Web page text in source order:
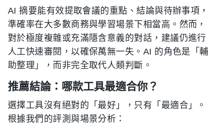
AI 摘要能有效提取會議的重點、結論與待辦事項，
準確率在大多數商務與學習場景下相當高。然而，
對於極度複雜或充滿隱含意義的對話，建議仍進行
人工快速審閱，以確保萬無一失。AI 的角色是「輔
助整理」，而非完全取代人類判斷。
推薦結論：哪款工具最適合你？
選擇工具沒有絕對的「最好」，只有「最適合」。
根據我們的評測與場景分析：